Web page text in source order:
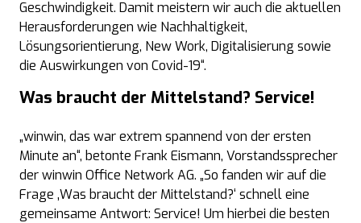
Geschwindigkeit. Damit meistern wir auch die aktuellen
Herausforderungen wie Nachhaltigkeit,
Lösungsorientierung, New Work, Digitalisierung sowie
die Auswirkungen von Covid-19“.
Was braucht der Mittelstand? Service!
„winwin, das war extrem spannend von der ersten
Minute an“, betonte Frank Eismann, Vorstandssprecher
der winwin Office Network AG. „So fanden wir auf die
Frage ‚Was braucht der Mittelstand?‘ schnell eine
gemeinsame Antwort: Service! Um hierbei die besten